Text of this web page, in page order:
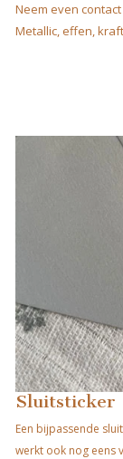
Neem even contact
Metallic, effen,
Sluitsticker
Een bijpassende
werkt ook nog eens